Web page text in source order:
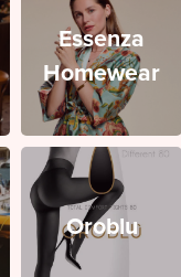
Essenza
Homewear
Oroblu